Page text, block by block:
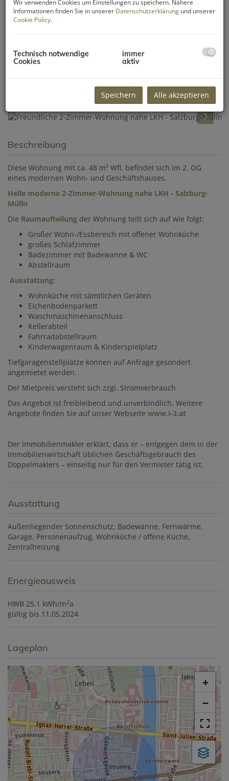
Beschreibung
Diese Wohnung mit ca. 48 m² Wfl. befindet sich im 2. OG
eines modernen Wohn- und Geschäftshauses.
Helle moderne 2-Zimmer-Wohnung nahe LKH - Salzburg-
Mülln
Die Raumaufteilung der Wohnung teilt sich auf wie folgt:
Großer Wohn-/Essbereich mit offener Wohnküche
großes Schlafzimmer
Badezimmer mit Badewanne & WC
Abstellraum
Ausstattung:
Wohnküche mit sämtlichen Geräten
Eichenbodenparkett
Waschmaschinenanschluss
Kellerabteil
Fahrradabstellraum
Kinderwagenraum & Kinderspielplatz
Tiefgaragenstellplätze können auf Anfrage gesondert
angemietet werden.
Der Mietpreis versteht sich zzgl. Stromverbrauch
Das Angebot ist freibleibend und unverbindlich. Weitere
Angebote finden Sie auf unser Webseite www.i-3.at
Der Immobilienmakler erklärt, dass er – entgegen dem in der
Immobilienwirtschaft üblichen Geschäftsgebrauch des
Doppelmaklers – einseitig nur für den Vermieter tätig ist.
Ausstattung
Außenliegender Sonnenschutz Badewanne Fernwärme
Garage Personenaufzug Wohnküche / offene Küche
Zentralheizung
Energieausweis
HWB 25.1 kWh/m2a
gültig bis 11.05.2024
Lageplan
+
−
Wir verwenden Cookies um Einstellungen zu speichern. Nähere
Informationen finden Sie in unserer Datenschutzerklärung und unserer
Cookie Policy.
Technisch notwendige
Cookies
immer
aktiv
Speichern Alle akzeptieren